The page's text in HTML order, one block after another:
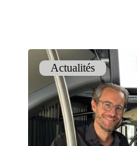
Produits
Actualités